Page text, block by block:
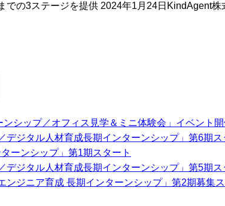
での3ステージを提供 2024年1月24日KindAgent
シップ／オフィス見学＆ミニ体験会」イベント
ジタル人材育成長期インターンシップ」第6期ス
ーンシップ」第1期スタート
ジタル人材育成長期インターンシップ」第5期ス
ジニア育成 長期インターンシップ」第2期募集ス